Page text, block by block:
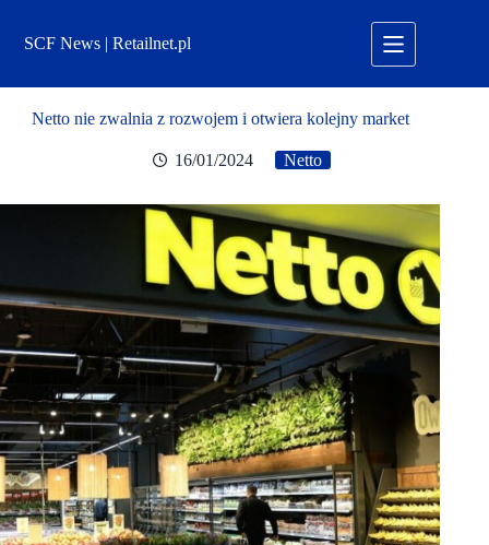
treściSCF News | Retailnet.pl
Netto nie zwalnia z rozwojem i otwiera kolejny market
16/01/2024 Netto